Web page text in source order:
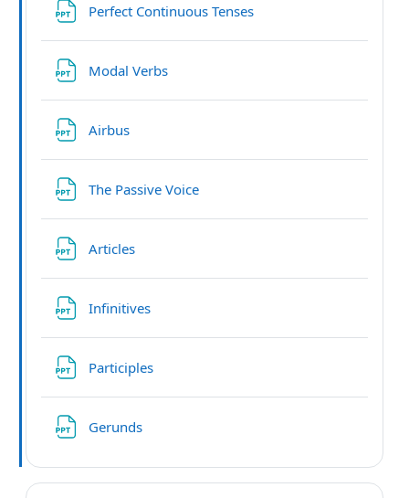
Perfect Continuous Tenses
Modal Verbs
Airbus
The Passive Voice
Articles
Infinitives
Participles
Gerunds